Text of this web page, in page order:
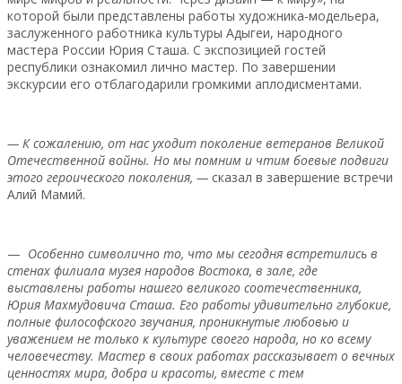
которой были представлены работы художника-модельера,
заслуженного работника культуры Адыгеи, народного
мастера России Юрия Сташа. С экспозицией гостей
республики ознакомил лично мастер. По завершении
экскурсии его отблагодарили громкими аплодисментами.
— К сожалению, от нас уходит поколение ветеранов Великой
Отечественной войны. Но мы помним и чтим боевые подвиги
этого героического поколения, — сказал в завершение встречи
Алий Мамий.
— Особенно символично то, что мы сегодня встретились в
стенах филиала музея народов Востока, в зале, где
выставлены работы нашего великого соотечественника,
Юрия Махмудовича Сташа. Его работы удивительно глубокие,
полные философского звучания, проникнутые любовью и
уважением не только к культуре своего народа, но ко всему
человечеству. Мастер в своих работах рассказывает о вечных
ценностях мира, добра и красоты, вместе с тем